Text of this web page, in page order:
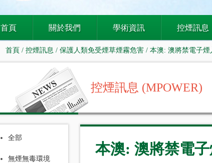
首頁 關於我們 學術資訊 控煙訊息
首頁 / 控煙訊息 / 保護人類免受煙草煙霧危害 / 本澳: 澳將禁電子煙
控煙訊息 (MPOWER)
全部
無煙無毒環境
本澳: 澳將禁電子